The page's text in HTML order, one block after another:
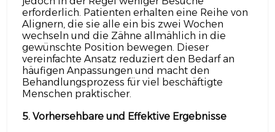
erforderlich. Patienten erhalten eine Reihe von
Alignern, die sie alle ein bis zwei Wochen
wechseln und die Zähne allmählich in die
gewünschte Position bewegen. Dieser
vereinfachte Ansatz reduziert den Bedarf an
häufigen Anpassungen und macht den
Behandlungsprozess für viel beschäftigte
Menschen praktischer.
5. Vorhersehbare und Effektive Ergebnisse